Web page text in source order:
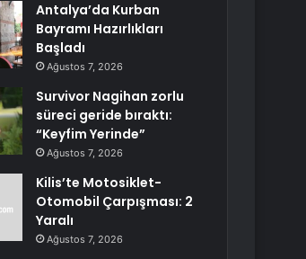
Antalya’da Kurban
Bayramı Hazırlıkları
Başladı
Ağustos 7, 2026
Survivor Nagihan zorlu
süreci geride bıraktı:
“Keyfim Yerinde”
Ağustos 7, 2026
Kilis’te Motosiklet-
Otomobil Çarpışması: 2
Yaralı
Ağustos 7, 2026